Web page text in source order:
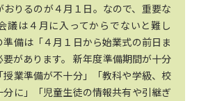
りるのが４月１日。なので、重要な
議は４月に入ってからでないと難し
準備は「４月１日から始業式の前日ま
があります。 新年度準備期間が十分
授業準備が不十分」「教科や学級、校
に」「児童生徒の情報共有や引継ぎ